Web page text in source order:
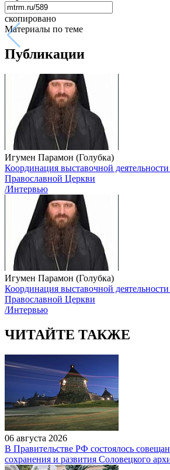
скопировано
Материалы по теме
Публикации
Игумен Парамон (Голубка)
Координация выставочной
Православной Церкви
/Интервью
Игумен Парамон (Голубка)
Координация выставочной
Православной Церкви
/Интервью
ЧИТАЙТЕ ТАКЖЕ
06 августа 2026
В Правительстве РФ состоялось
сохранения и развития Соловецкого